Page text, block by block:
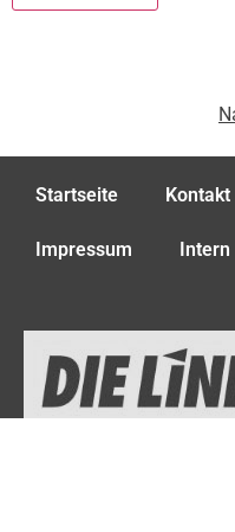
Startseite Kontakt
Impressum Intern